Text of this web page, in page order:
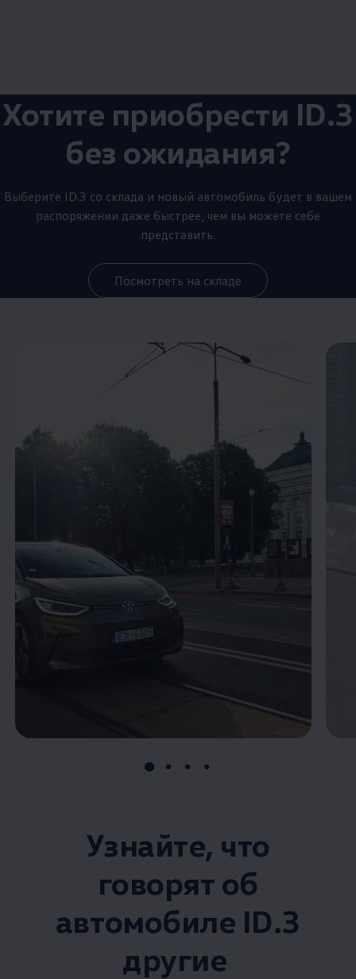
Хотите приобрести ID.3
без ожидания?
Выберите ID.3 со склада и новый автомобиль будет в вашем
распоряжении даже быстрее, чем вы можете себе
представить.
Посмотреть на складе
Узнайте, что
говорят об
автомобиле ID.3
другие